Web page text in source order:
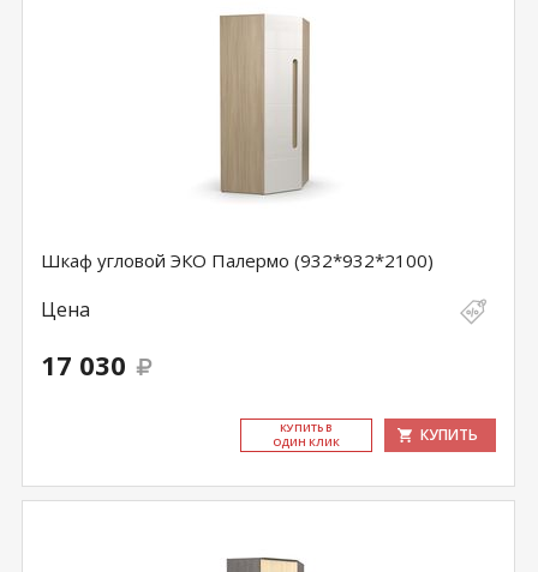
Шкаф угловой ЭКО Палермо (932*932*2100)
Цена
17 030
КУ­ПИТЬ В
ОДИН КЛИК
КУПИТЬ